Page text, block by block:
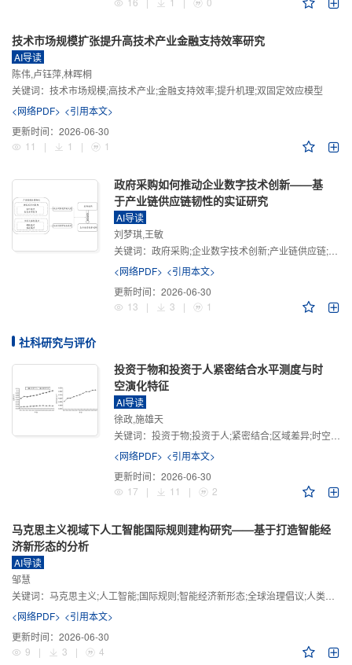
技术市场规模扩张提升高技术产业金融支持效率研究
AI导读
陈伟,卢钰萍,林晖桐
关键词： 技术市场规模;高技术产业;金融支持效率;提升机理;双固定效应模型
<网络PDF> <引用本文>
更新时间： 2026-06-30
11
| 1 | 1
政府采购如何推动企业数字技术创新——基
于产业链供应链韧性的实证研究
AI导读
刘梦琪,王敏
关键词： 政府采购;企业数字技术创新;产业链供应链;产业链供应链韧性;需求侧财政政策
<网络PDF> <引用本文>
更新时间： 2026-06-30
13
| 3 | 1
社科研究与评价
投资于物和投资于人紧密结合水平测度与时
空演化特征
AI导读
徐政,施雄天
关键词： 投资于物;投资于人;紧密结合;区域差异;时空演化
<网络PDF> <引用本文>
更新时间： 2026-06-30
17
| 11 | 2
马克思主义视域下人工智能国际规则建构研究——基于打造智能经
济新形态的分析
AI导读
邹慧
关键词： 马克思主义;人工智能;国际规则;智能经济新形态;全球治理倡议;人类命运共同体
<网络PDF> <引用本文>
更新时间： 2026-06-30
9
| 3 | 4